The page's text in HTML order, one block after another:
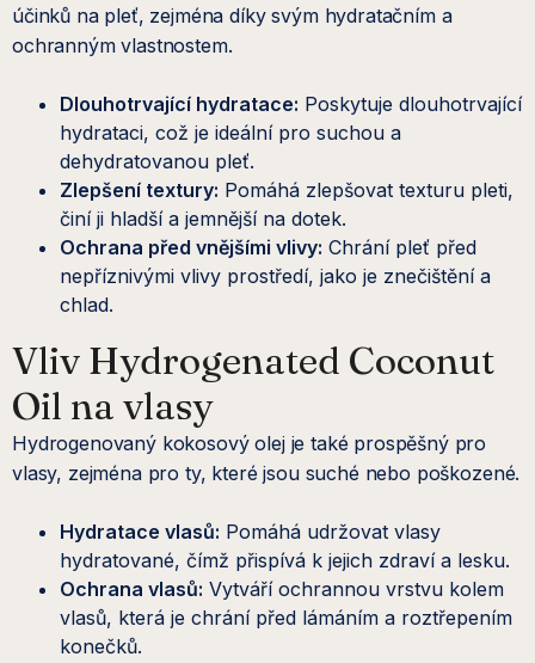
účinků na pleť, zejména díky svým hydratačním a
ochranným vlastnostem.
Dlouhotrvající hydratace: Poskytuje dlouhotrvající
hydrataci, což je ideální pro suchou a
dehydratovanou pleť.
Zlepšení textury: Pomáhá zlepšovat texturu pleti,
činí ji hladší a jemnější na dotek.
Ochrana před vnějšími vlivy: Chrání pleť před
nepříznivými vlivy prostředí, jako je znečištění a
chlad.
Vliv Hydrogenated Coconut
Oil na vlasy
Hydrogenovaný kokosový olej je také prospěšný pro
vlasy, zejména pro ty, které jsou suché nebo poškozené.
Hydratace vlasů: Pomáhá udržovat vlasy
hydratované, čímž přispívá k jejich zdraví a lesku.
Ochrana vlasů: Vytváří ochrannou vrstvu kolem
vlasů, která je chrání před lámáním a roztřepením
konečků.